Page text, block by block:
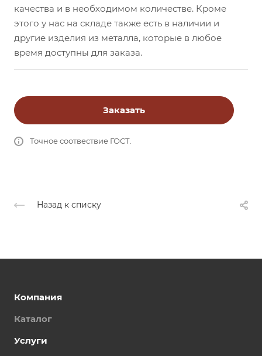
качества и в необходимом количестве. Кроме
этого у нас на складе также есть в наличии и
другие изделия из металла, которые в любое
время доступны для заказа.
Заказать
Точное соотвествие ГОСТ.
Назад к списку
Компания
Каталог
Услуги